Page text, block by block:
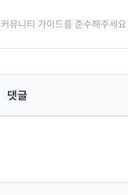
커뮤니티 가이드를 준수해주세요
댓글